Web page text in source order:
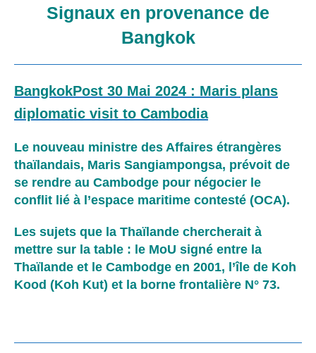
Signaux en provenance de
Bangkok
BangkokPost 30 Mai 2024 : Maris plans
diplomatic visit to Cambodia
Le nouveau ministre des Affaires étrangères
thaïlandais, Maris Sangiampongsa, prévoit de
se rendre au Cambodge pour négocier le
conflit lié à l’espace maritime contesté (OCA).
Les sujets que la Thaïlande chercherait à
mettre sur la table : le MoU signé entre la
Thaïlande et le Cambodge en 2001, l’île de Koh
Kood (Koh Kut) et la borne frontalière N° 73.